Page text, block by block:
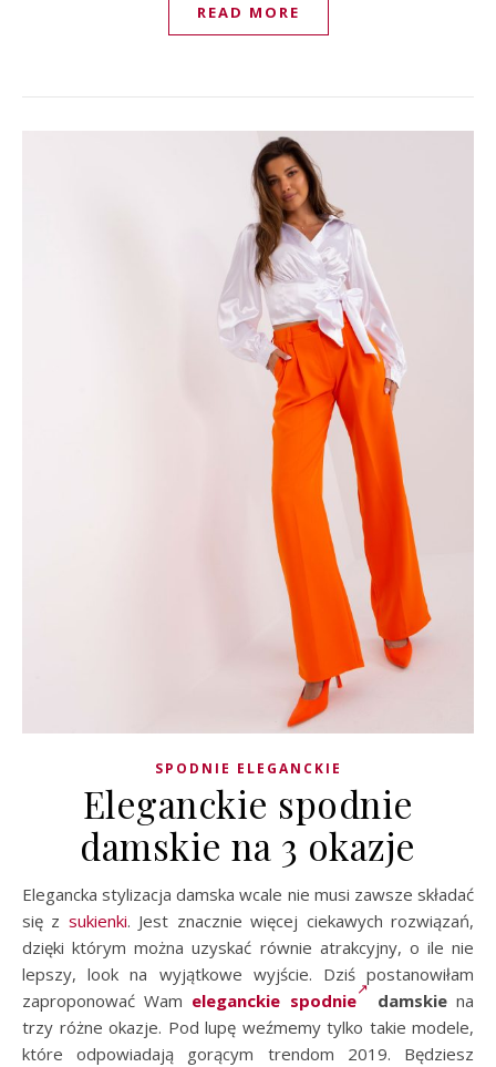
READ MORE
SPODNIE ELEGANCKIE
Eleganckie spodnie
damskie na 3 okazje
Elegancka stylizacja damska wcale nie musi zawsze składać
się z sukienki. Jest znacznie więcej ciekawych rozwiązań,
dzięki którym można uzyskać równie atrakcyjny, o ile nie
lepszy, look na wyjątkowe wyjście. Dziś postanowiłam
zaproponować Wam eleganckie spodnie damskiena
trzy różne okazje. Pod lupę weźmemy tylko takie modele,
które odpowiadają gorącym trendom 2019. Będziesz